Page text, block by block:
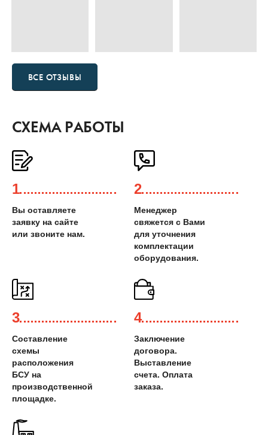
ВСЕ ОТЗЫВЫ
СХЕМА РАБОТЫ
1
Вы оставляете
заявку на сайте
или звоните нам.
2
Менеджер
свяжется с Вами
для уточнения
комплектации
оборудования.
3
Составление
схемы
расположения
БСУ на
производственной
площадке.
4
Заключение
договора.
Выставление
счета. Оплата
заказа.